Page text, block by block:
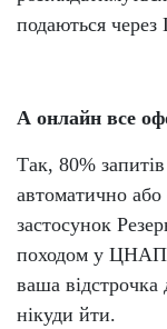
подаються
А онлайн все
Так, 80%
автоматично
застосунок
походом у ЦНАП
ваша
нікуди йти.